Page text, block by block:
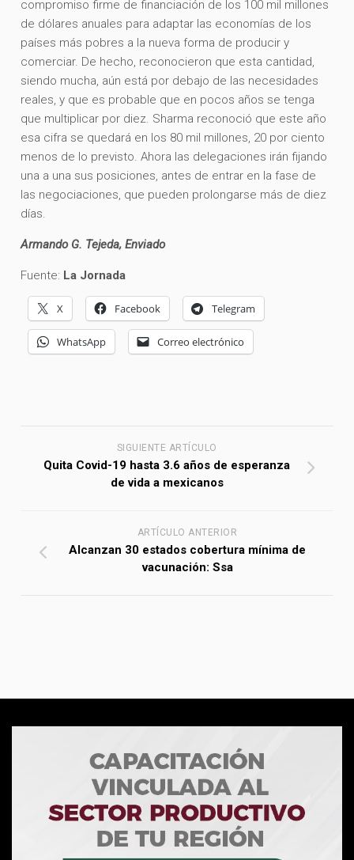
compromiso firme de financiación de los 100 mil millones
de dólares anuales para adaptar las economías de los
países más pobres a la nueva forma de producir y
comerciar. De hecho, reconocieron que esta cantidad,
siendo mucha, aún está por debajo de las necesidades
reales, y que es probable que en pocos años se tenga
que multiplicar por diez. Sharma reconoció que este año
esa cifra se quedará en los 80 mil millones, 20 por ciento
menos de lo previsto. Ahora las delegaciones irán fijando
una a una sus posiciones, antes de entrar en la fase de
las negociaciones, que pueden prolongarse más de diez
días.
Armando G. Tejeda, Enviado
Fuente: La Jornada
X Facebook Telegram
WhatsApp Correo electrónico
SIGUIENTE ARTÍCULO
Quita Covid-19 hasta 3.6 años de esperanza
de vida a mexicanos
ARTÍCULO ANTERIOR
Alcanzan 30 estados cobertura mínima de
vacunación: Ssa